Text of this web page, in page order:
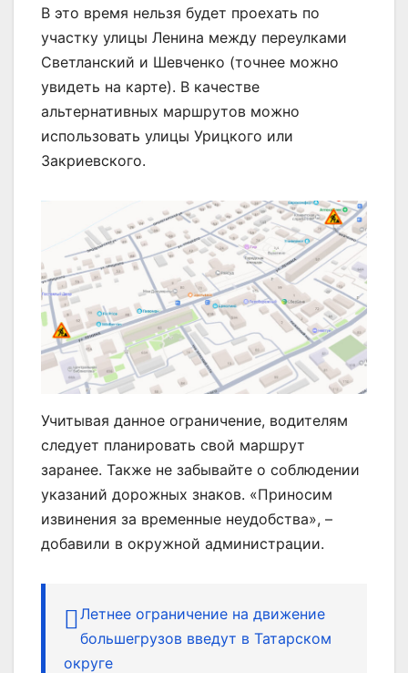
В это время нельзя будет проехать по
участку улицы Ленина между переулками
Светланский и Шевченко (точнее можно
увидеть на карте). В качестве
альтернативных маршрутов можно
использовать улицы Урицкого или
Закриевского.
Учитывая данное ограничение, водителям
следует планировать свой маршрут
заранее. Также не забывайте о соблюдении
указаний дорожных знаков. «Приносим
извинения за временные неудобства», –
добавили в окружной администрации.
Летнее ограничение на движение
большегрузов введут в Татарском
округе